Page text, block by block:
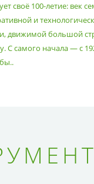
своё 100-летие: век
и
движимой большой
С самого начала — с